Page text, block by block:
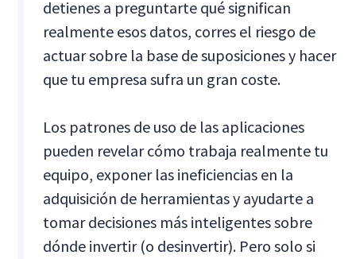
detienes a preguntarte qué significan
realmente esos datos, corres el riesgo de
actuar sobre la base de suposiciones y hacer
que tu empresa sufra un gran coste.
Los patrones de uso de las aplicaciones
pueden revelar cómo trabaja realmente tu
equipo, exponer las ineficiencias en la
adquisición de herramientas y ayudarte a
tomar decisiones más inteligentes sobre
dónde invertir (o desinvertir). Pero solo si